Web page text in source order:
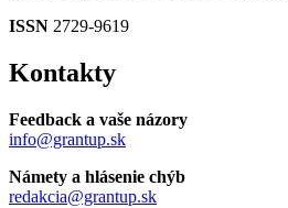
ISSN 2729-9619
Kontakty
Feedback a vaše názory
info@grantup.sk
Námety a hlásenie chýb
redakcia@grantup.sk